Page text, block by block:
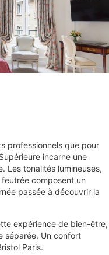
professionnels que pour
incarne une
Les tonalités lumineuses,
feutrée composent un
passée à découvrir la
expérience de bien-être,
séparée. Un confort
Paris.